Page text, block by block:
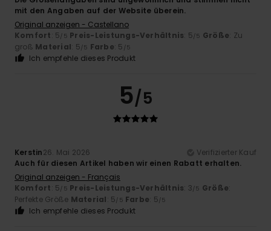
mit den Angaben auf der Website überein.
Original anzeigen - Castellano
Komfort: 5/5 Preis-Leistungs-Verhältnis: 5/5 Größe: Zu
groß Material: 5/5 Farbe: 5 /5
Ich empfehle dieses Produkt
5/5
Kerstin26. Mai 2026
Verifizierter Kauf
Auch für diesen Artikel haben wir einen Rabatt erhalten.
Original anzeigen - Français
Komfort: 5/5 Preis-Leistungs-Verhältnis: 3/5 Größe:
Perfekte Größe Material: 5/5 Farbe: 5/5
Ich empfehle dieses Produkt